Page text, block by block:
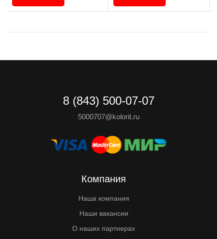
8 (843) 500-07-07
5000707@kolorit.ru
Компания
Наша компания
Наши вакансии
О наших партнерах